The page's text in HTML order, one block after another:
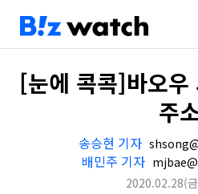
[눈에 콕콕]바오우
주
송승현 기자
배민주 기자
2020.02.28(